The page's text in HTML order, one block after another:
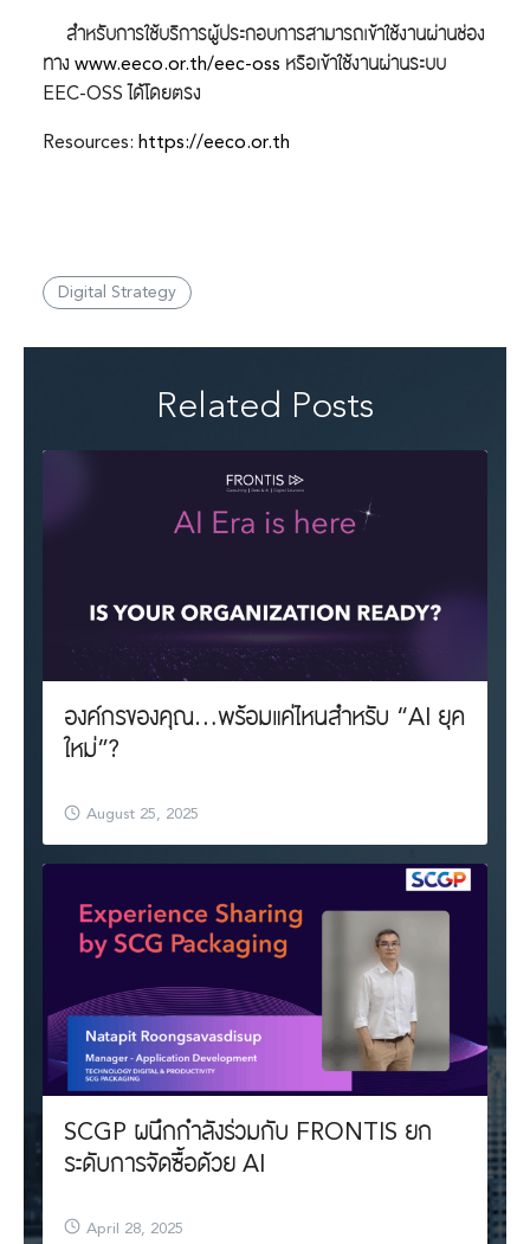
สำหรับการใช้บริการผู้ประกอบการสามารถเข้าใช้งานผ่านช่อง
ทาง www.eeco.or.th/eec-oss หรือเข้าใช้งานผ่านระบบ
EEC-OSS ได้โดยตรง
Resources: https://eeco.or.th
Digital Strategy
Related Posts
องค์กรของคุณ…พร้อมแค่ไหนสำหรับ “AI ยุค
ใหม่”?
August 25, 2025
SCGP ผนึกกำลังร่วมกับ FRONTIS ยก
ระดับการจัดซื้อด้วย AI
April 28, 2025